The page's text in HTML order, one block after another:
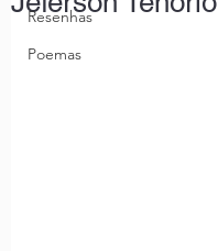
Resenhas
Poemas